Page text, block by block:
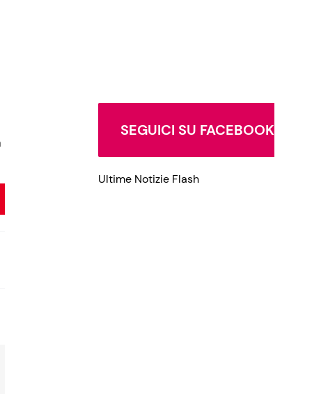
SEGUICI SU FACEBOOK
Ultime Notizie Flash